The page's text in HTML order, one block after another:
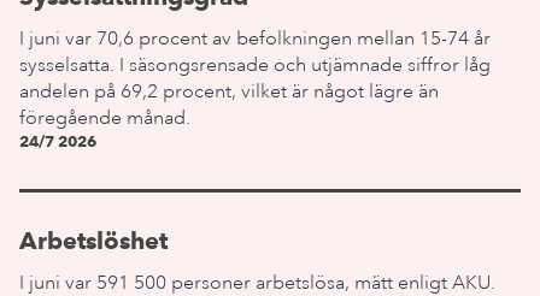
I juni var 70,6 procent av befolkningen mellan 15-74 år
sysselsatta. I säsongsrensade och utjämnade siffror låg
andelen på 69,2 procent, vilket är något lägre än
föregående månad.
24/7 2026
Arbetslöshet
I juni var 591 500 personer arbetslösa, mätt enligt AKU.